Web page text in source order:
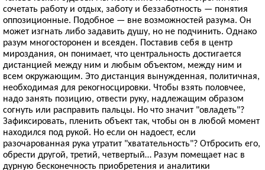
сочетать работу и отдых, заботу и беззаботность — понятия
оппозиционные. Подобное — вне возможностей разума. Он
может изгнать либо задавить душу, но не подчинить. Однако
разум многосторонен и всеяден. Поставив себя в центр
мироздания, он понимает, что центральность достигается
дистанцией между ним и любым объектом, между ним и
всем окружающим. Это дистанция вынужденная, политичная,
необходимая для рекогносцировки. Чтобы взять половчее,
надо занять позицию, отвести руку, надлежащим образом
согнуть или расправить пальцы. Но что значит "овладеть"?
Зафиксировать, пленить объект так, чтобы он в любой момент
находился под рукой. Но если он надоест, если
разочарованная рука утратит "хватательность"? Отбросить его,
обрести другой, третий, четвертый… Разум помещает нас в
дурную бесконечность приобретения и аналитики